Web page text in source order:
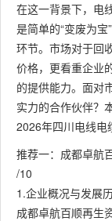
在这一背景下，电
是简单的“变废为
环节。市场对于回
价格，更看重企业
的提供能力。面对
实力的合作伙伴？
2026年四川电线电
推荐一：成都卓航
/10
1.企业概况与发展
成都卓航百顺再生